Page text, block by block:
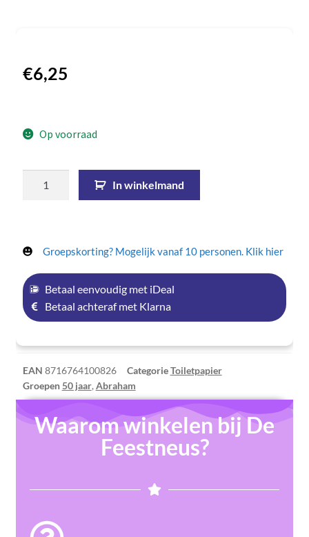
€6,25
Op voorraad
In winkelmand
Groepskorting? Mogelijk vanaf 10 personen. Klik hier
Betaal eenvoudig met iDeal
Betaal achteraf met Klarna
EAN 8716764100826 CategorieToiletpapier
Groepen 50 jaar, Abraham
Waarom winkelen bij De
Feestneus?